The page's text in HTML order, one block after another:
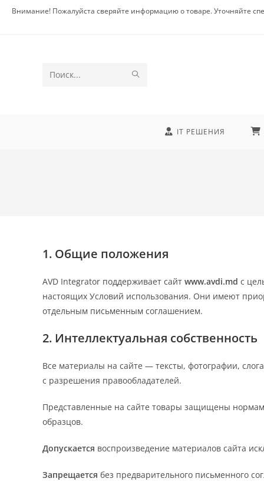
Внимание! Пожалуйста сверяйте информацию о товаре. Уточняйте
Поиск
IT РЕШЕНИЯ
1. Общие положения
AVD Integrator поддерживает сайт www.avdi.md с
настоящих Условий использования. Они имеют
отдельным письменным соглашением.
2. Интеллектуальная собственность
Все материалы на сайте — тексты, фотографии,
с разрешения правообладателей.
Представленные на сайте товары защищены
образцов.
Допускается воспроизведение материалов сайта
Запрещается без предварительного письменного